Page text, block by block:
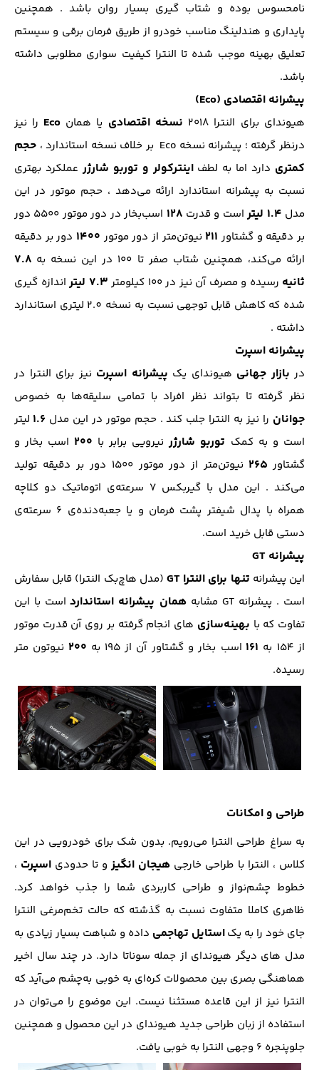
نا‌محسوس بوده و شتاب گیری بسیار روان باشد . همچنین
پایداری و هندلینگ مناسب خودرو از طریق فرمان برقی و سیستم
تعلیق بهینه موجب شده تا النترا کیفیت سواری مطلوبی داشته
باشد.
پیشرانه اقتصادی (Eco)
هیوندای برای النترا ۲۰۱۸ نسخه اقتصادی یا همانEco را نیز
درنظر گرفته ؛ پیشرانه نسخه Eco بر خلاف نسخه استاندارد ،
حجم
کمتری دارد اما به لطفاینترکولر و توربو شارژرعملکرد بهتری
نسبت به پیشرانه استاندارد ارائه می‌دهد ، حجم موتور در این
مدل ۱.۴ لیتر است و قدرت ۱۲۸
اسب‌بخار در دور موتور ۵۵۰۰ دور
بر دقیقه و گشتاور ۲۱۱نیوتن‌متر از دور موتور ۱۴۰۰ دور بر دقیقه
ارائه می‌کند، همچنین شتاب صفر تا ۱۰۰ در این نسخه به
۷.۸
ثانیه رسیده و مصرف آن نیز در ۱۰۰ کیلومتر ۷.۳ لیتر
اندازه گیری
شده که کاهش قابل توجهی نسبت به نسخه 2.0 لیتری استاندارد
داشته .
پیشرانه اسپرت
در بازار جهانی هیوندای یک پیشرانه اسپرت نیز برای النترا در
نظر گرفته تا بتواند نظر افراد با تمامی سلیقه‌ها به خصوص
جوانان را نیز به النترا جلب کند . حجم موتور در این مدل۱.۶ لیتر
است و به کمک توربو شارژرنیرویی برابر با ۲۰۰ اسب بخار و
گشتاور ۲۶۵
نیوتن‌متر از دور موتور ۱۵۰۰ دور بر دقیقه تولید
می‌کند . این مدل با گیربکس ۷ سرعته‌ی اتوماتیک دو کلاچه
همراه با پدال شیفتر پشت فرمان و یا جعبه‌دنده‌ی ۶ سرعته‌ی
دستی قابل خرید است.
پیشرانه GT
این پیشرانه تنها برای النترا GT
(مدل هاچ‌بک النترا) قابل سفارش
است . پیشرانه GT مشابه
همان پیشرانه استاندارد است با این
تفاوت که با بهینه‌سازی های انجام گرفته بر روی آن قدرت موتور
از ۱۵۴ به
۱۶۱ اسب بخار و گشتاور آن از ۱۹۵ به ۲۰۰ نیوتون متر
رسیده.
طراحی و امکانات
به سراغ طراحی النترا می‌رویم. بدون شک برای خودرویی در این
کلاس ، النترا با طراحی خارجی هیجان انگیزو تا حدودی اسپرت ،
خطوط چشم‌نواز و طراحی کاربردی شما را جذب خواهد کرد.
ظاهری کاملا متفاوت نسبت به گذشته که حالت تخم‌مرغی النترا
جای خود را به یکاستایل تهاجمی داده و شباهت بسیار زیادی به
مدل های دیگر هیوندای از جمله سوناتا دارد. در چند سال اخیر
هماهنگی بصری بین محصولات کره‌ای به خوبی به‌چشم می‌آید که
النترا نیز از این قاعده مستثنا نیست. این موضوع را می‌توان در
استفاده از زبان طراحی جدید هیوندای در این محصول و همچنین
جلو‌پنجره ۶ وجهی النترا به خوبی یافت.